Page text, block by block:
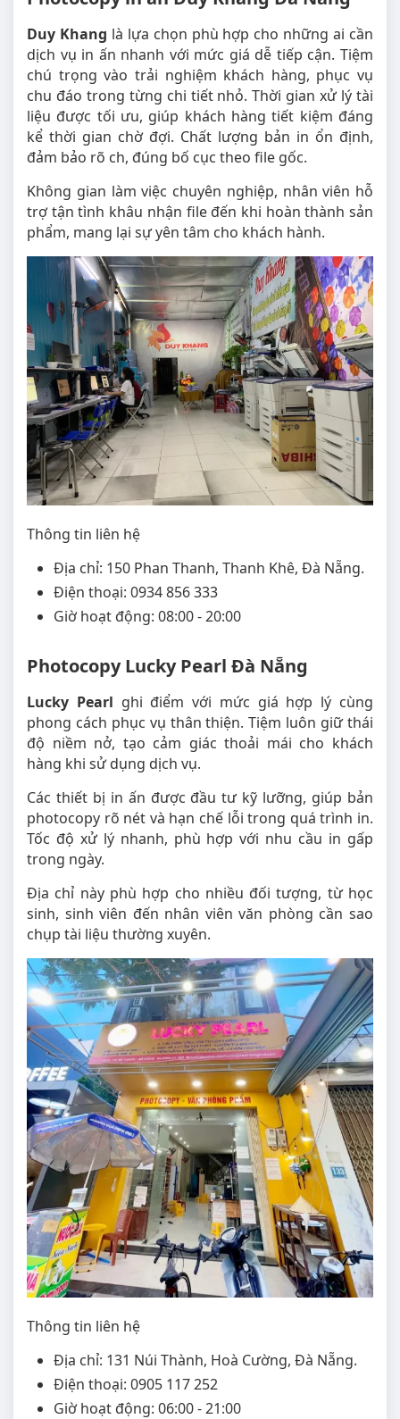
Duy Khang là lựa chọn phù hợp cho những ai cần
dịch vụ in ấn nhanh với mức giá dễ tiếp cận. Tiệm
chú trọng vào trải nghiệm khách hàng, phục vụ
chu đáo trong từng chi tiết nhỏ. Thời gian xử lý tài
liệu được tối ưu, giúp khách hàng tiết kiệm đáng
kể thời gian chờ đợi. Chất lượng bản in ổn định,
đảm bảo rõ ch, đúng bố cục theo file gốc.
Không gian làm việc chuyên nghiệp, nhân viên hỗ
trợ tận tình khâu nhận file đến khi hoàn thành sản
phẩm, mang lại sự yên tâm cho khách hành.
Thông tin liên hệ
Địa chỉ: 150 Phan Thanh, Thanh Khê, Đà Nẵng.
Điện thoại: 0934 856 333
Giờ hoạt động: 08:00 - 20:00
Photocopy Lucky Pearl Đà Nẵng
Lucky Pearl ghi điểm với mức giá hợp lý cùng
phong cách phục vụ thân thiện. Tiệm luôn giữ thái
độ niềm nở, tạo cảm giác thoải mái cho khách
hàng khi sử dụng dịch vụ.
Các thiết bị in ấn được đầu tư kỹ lưỡng, giúp bản
photocopy rõ nét và hạn chế lỗi trong quá trình in.
Tốc độ xử lý nhanh, phù hợp với nhu cầu in gấp
trong ngày.
Địa chỉ này phù hợp cho nhiều đối tượng, từ học
sinh, sinh viên đến nhân viên văn phòng cần sao
chụp tài liệu thường xuyên.
Thông tin liên hệ
Địa chỉ: 131 Núi Thành, Hoà Cường, Đà Nẵng.
Điện thoại: 0905 117 252
Giờ hoạt động: 06:00 - 21:00